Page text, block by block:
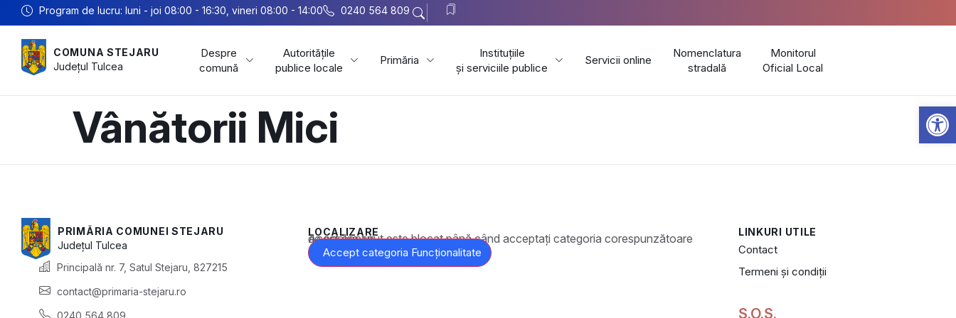
Program de lucru: luni - joi 08:00 - 16:30, vineri 08:00 - 14:00 0240 564 809
COMUNA STEJARU
Județul Tulcea
Despre
comună
Autoritățile
publice locale
Primăria
Instituțiile
și serviciile publice
Servicii online
Nomenclatura
stradală
Monitorul
Oficial Local
Vânătorii Mici
PRIMĂRIA COMUNEI STEJARU
Județul Tulcea
Principală nr. 7, Satul Stejaru, 827215
contact@primaria-stejaru.ro
0240 564 809
LOCALIZARE
Acest conținut este blocat până când acceptați categoria corespunzătoare de cookie-uri.
Accept categoria Funcționalitate
LINKURI UTILE
Contact
Termeni și condiții
S.O.S.